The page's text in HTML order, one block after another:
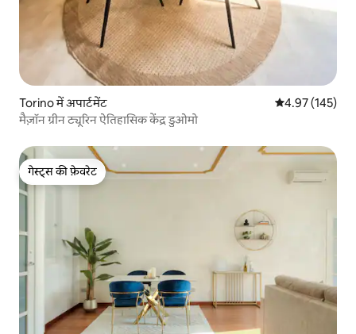
Torino में अपार्टमेंट औसत रेटिंग 5 में से
4.97 (145)
मैज़ॉन ग्रीन ट्यूरिन ऐतिहासिक केंद्र डुओमो
गेस्ट्स की फ़ेवरेट
गेस्ट्स की फ़ेवरेट